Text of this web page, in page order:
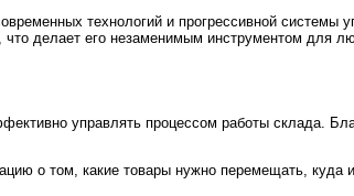
технологий и прогрессивной системы
делает его незаменимым инструментом для
управлять процессом работы склада.
о том, какие товары нужно перемещать, куда